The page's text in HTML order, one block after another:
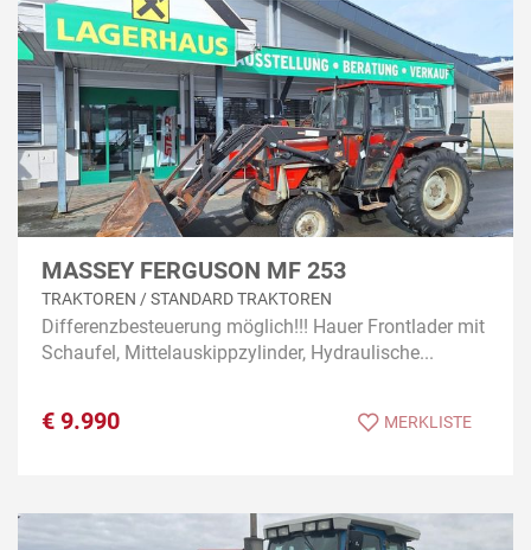
MASSEY FERGUSON MF 253
TRAKTOREN / STANDARD TRAKTOREN
Differenzbesteuerung möglich!!! Hauer Frontlader mit
Schaufel, Mittelauskippzylinder, Hydraulische...
€ 9.990 MERKLISTE